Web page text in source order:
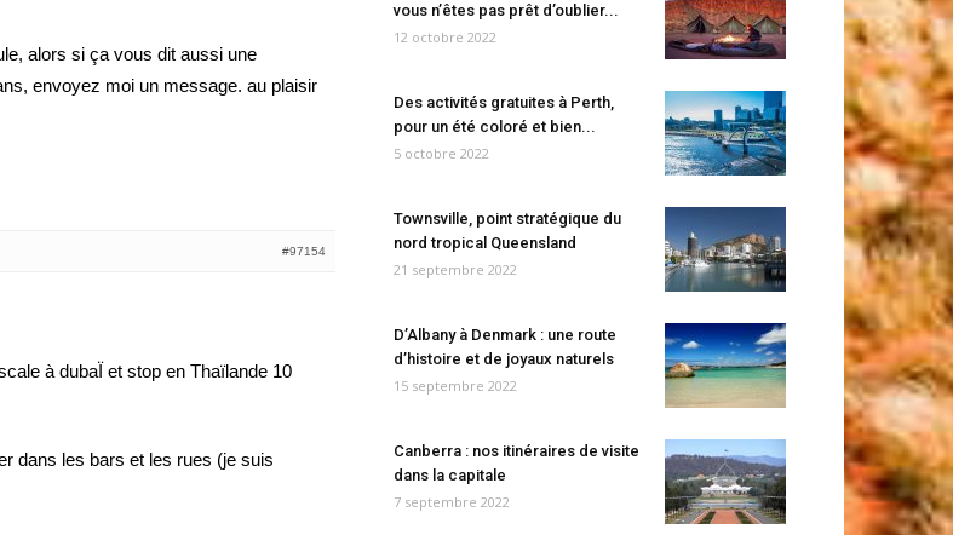
alors si ça vous dit aussi une
envoyez moi un message. au plaisir
#97154
à dubaÏ et stop en Thaïlande 10
dans les bars et les rues (je suis
vous n’êtes pas prêt d’oublier...
12 octobre 2022
Des activités gratuites à Perth,
pour un été coloré et bien...
5 octobre 2022
Townsville, point stratégique du
nord tropical Queensland
21 septembre 2022
D’Albany à Denmark : une route
d’histoire et de joyaux naturels
15 septembre 2022
Canberra : nos itinéraires de visite
dans la capitale
7 septembre 2022